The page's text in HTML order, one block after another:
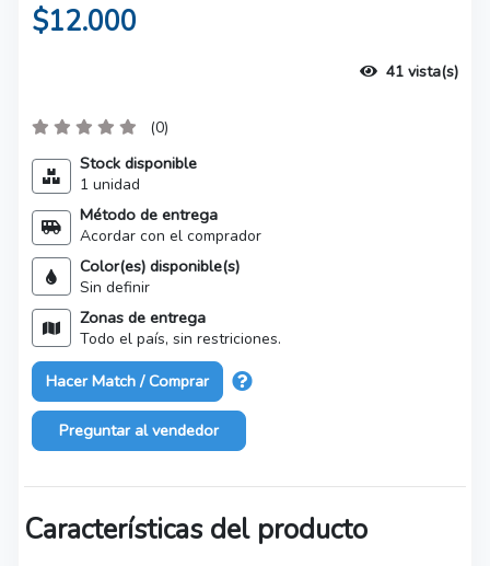
$12.000
41 vista(s)
(0)
Stock disponible
1 unidad
Método de entrega
Acordar con el comprador
Color(es) disponible(s)
Sin definir
Zonas de entrega
Todo el país, sin restriciones.
Hacer Match / Comprar
Preguntar al vendedor
Características del producto